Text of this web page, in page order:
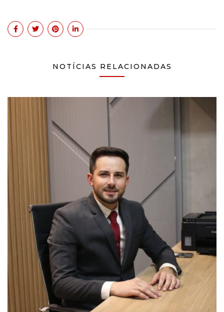
NOTÍCIAS RELACIONADAS